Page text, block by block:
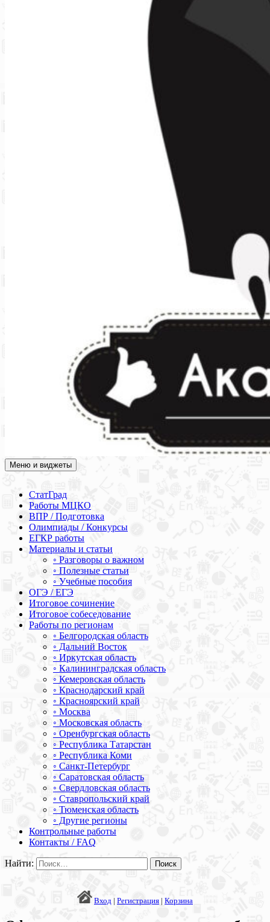
Академия СОВА
Подготовка к ЕГЭ, ОГЭ, ВПР, МЦКО, СтатГрад, КДР, ВОШ,
Меню и виджеты
СтатГрад
Работы МЦКО
ВПР / Подготовка
Олимпиады / Конкурсы
ЕГКР работы
Материалы и статьи
◦ Разговоры о важном
◦ Полезные статьи
◦ Учебные пособия
ОГЭ / ЕГЭ
Итоговое сочинение
Итоговое собеседование
Работы по регионам
◦ Белгородская область
◦ Дальний Восток
◦ Иркутская область
◦ Калининградская область
◦ Кемеровская область
◦ Краснодарский край
◦ Красноярский край
◦ Москва
◦ Московская область
◦ Оренбургская область
◦ Республика Татарстан
◦ Республика Коми
◦ Санкт-Петербург
◦ Саратовская область
◦ Свердловская область
◦ Ставропольский край
◦ Тюменская область
◦ Другие регионы
Контрольные работы
Контакты / FAQ
Найти:
Вход | Регистрация | Корзина